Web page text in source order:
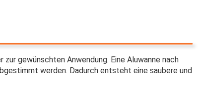
gewünschten Anwendung. Eine Aluwanne nach
werden. Dadurch entsteht eine saubere und